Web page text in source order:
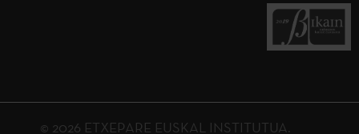
© 2026 ETXEPARE EUSKAL INSTITUTUA.